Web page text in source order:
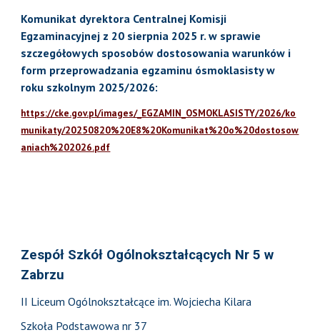
Komunikat dyrektora Centralnej Komisji
Egzaminacyjnej z 20 sierpnia 2025 r. w sprawie
szczegółowych sposobów dostosowania warunków i
form przeprowadzania egzaminu ósmoklasisty w
roku szkolnym 2025/2026:
https://cke.gov.pl/images/_EGZAMIN_OSMOKLASISTY/2026/ko
munikaty/20250820%20E8%20Komunikat%20o%20dostosow
aniach%202026.pdf
Zespół Szkół Ogólnokształcących Nr 5 w
Zabrzu
II Liceum Ogólnokształcące im. Wojciecha Kilara
Szkoła Podstawowa nr 37